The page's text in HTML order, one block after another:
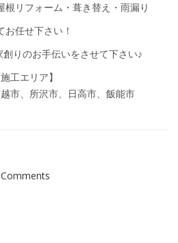
根リフォーム・葺き替え・雨漏り
お任せ下さい！
りのお手伝いをさせて下さい♪
施工エリア】
市、所沢市、日高市、飯能市